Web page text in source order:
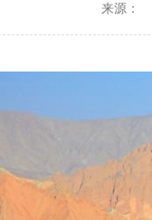
来源：